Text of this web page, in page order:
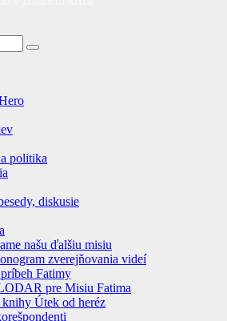
politika
diskusie
našu ďalšiu misiu
zverejňovania videí
Fatimy
pre Misiu Fatima
Útek od heréz